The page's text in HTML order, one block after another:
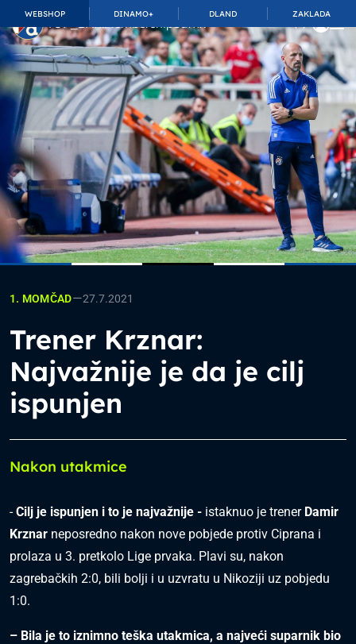
WEBSHOP DINAMO+ DLAND ZAKLADA
TOP_BAR.MembershipSuffix
1. MOMČAD—27.7.2021
Trener Krznar:
Najvažnije je da je cilj
ispunjen
Nakon utakmice
-Cilj je ispunjen i to je najvažnije - istaknuo je trener Damir
Krznar neposredno nakon nove pobjede protiv Ciprana i
prolaza u 3. pretkolo Lige prvaka. Plavi su, nakon
zagrebačkih 2:0, bili bolji i u uzvratu u Nikoziji uz pobjedu
1:0.
– Bila je to iznimno teška utakmica, a najveći suparnik bio